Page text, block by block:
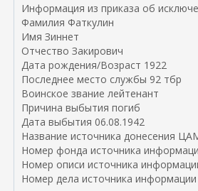
Информация из приказа об
Фамилия Фаткулин
Имя Зиннет
Отчество Закирович
Дата рождения/Возраст 1922
Последнее место службы 92 тбр
Воинское звание лейтенант
Причина выбытия погиб
Дата выбытия 06.08.1942
Название источника донесения
Номер фонда источника
Номер описи источника
Номер дела источника